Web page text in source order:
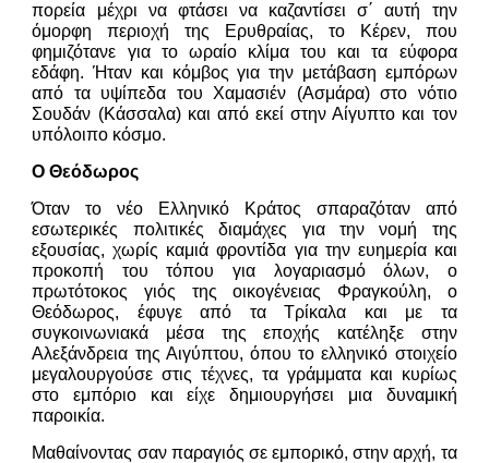
πορεία μέχρι να φτάσει να καζαντίσει σ΄ αυτή την
όμορφη περιοχή της Ερυθραίας, το Κέρεν, που
φημιζότανε για το ωραίο κλίμα του και τα εύφορα
εδάφη. Ήταν και κόμβος για την μετάβαση εμπόρων
από τα υψίπεδα του Χαμασιέν (Ασμάρα) στο νότιο
Σουδάν (Κάσσαλα) και από εκεί στην Αίγυπτο και τον
υπόλοιπο κόσμο.
Ο Θεόδωρος
Όταν το νέο Ελληνικό Κράτος σπαραζόταν από
εσωτερικές πολιτικές διαμάχες για την νομή της
εξουσίας, χωρίς καμιά φροντίδα για την ευημερία και
προκοπή του τόπου για λογαριασμό όλων, ο
πρωτότοκος γιός της οικογένειας Φραγκούλη, ο
Θεόδωρος, έφυγε από τα Τρίκαλα και με τα
συγκοινωνιακά μέσα της εποχής κατέληξε στην
Αλεξάνδρεια της Αιγύπτου, όπου το ελληνικό στοιχείο
μεγαλουργούσε στις τέχνες, τα γράμματα και κυρίως
στο εμπόριο και είχε δημιουργήσει μια δυναμική
παροικία.
Μαθαίνοντας σαν παραγιός σε εμπορικό, στην αρχή, τα